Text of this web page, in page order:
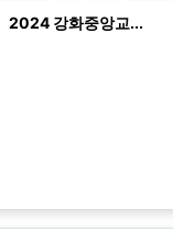
2024 강화중앙교...